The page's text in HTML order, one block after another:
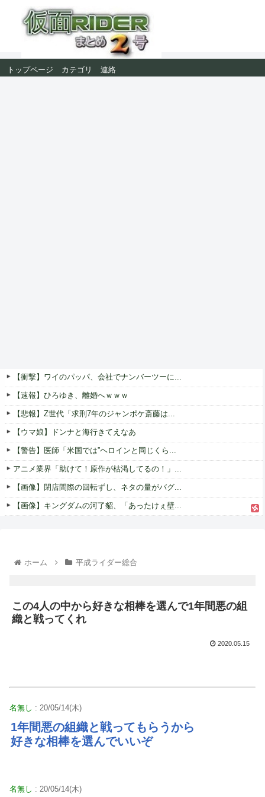
トップページ カテゴリ 連絡
【衝撃】ワイのパッパ、会社でナンバーツーに...
【速報】ひろゆき、離婚へｗｗｗ
【悲報】Z世代「求刑7年のジャンポケ斎藤は...
【ウマ娘】ドンナと海行きてえなあ
【警告】医師「米国では”ヘロインと同じくら...
アニメ業界「助けて！原作が枯渇してるの！」...
【画像】閉店間際の回転ずし、ネタの量がバグ...
【画像】キングダムの河了貂、「あったけぇ壁...
ホーム 平成ライダー総合
この4人の中から好きな相棒を選んで1年間悪の組
織と戦ってくれ
2020.05.15
名無し : 20/05/14(木)
1年間悪の組織と戦ってもらうから
好きな相棒を選んでいいぞ
名無し : 20/05/14(木)